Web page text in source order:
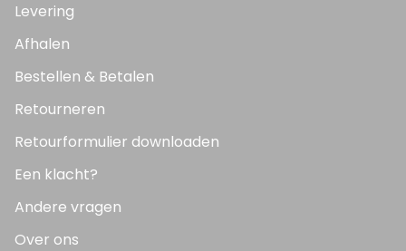
Levering
Afhalen
Bestellen & Betalen
Retourneren
Retourformulier downloaden
Een klacht?
Andere vragen
Over ons